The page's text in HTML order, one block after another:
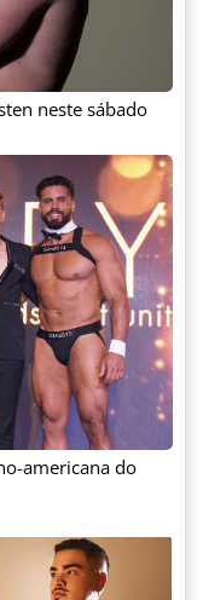
neste sábado
americana do